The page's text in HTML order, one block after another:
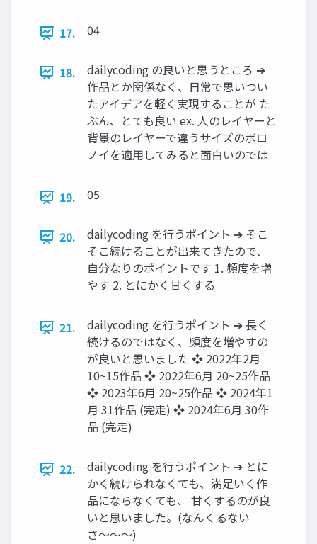
17. 04
18.
dailycoding の良いと思うところ ➔
作品とか関係なく、日常で思いつい
たアイデアを軽く実現することが た
ぶん、とても良い ex. 人のレイヤーと
背景のレイヤーで違うサイズのボロ
ノイを適用してみると面白いのでは
19. 05
20.
dailycoding を行うポイント ➔ そこ
そこ続けることが出来てきたので、
自分なりのポイントです 1. 頻度を増
やす 2. とにかく甘くする
21.
dailycoding を行うポイント ➔ 長く
続けるのではなく、頻度を増やすの
が良いと思いました ❖ 2022年2月
10~15作品 ❖ 2022年6月 20~25作品
❖ 2023年6月 20~25作品 ❖ 2024年1
月 31作品 (完走) ❖ 2024年6月 30作
品 (完走)
22.
dailycoding を行うポイント ➔ とに
かく続けられなくても、満足いく作
品にならなくても、 甘くするのが良
いと思いました。(なんくるない
さ〜〜〜)